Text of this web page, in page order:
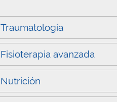
Traumatología
Fisioterapia avanzada
Nutrición